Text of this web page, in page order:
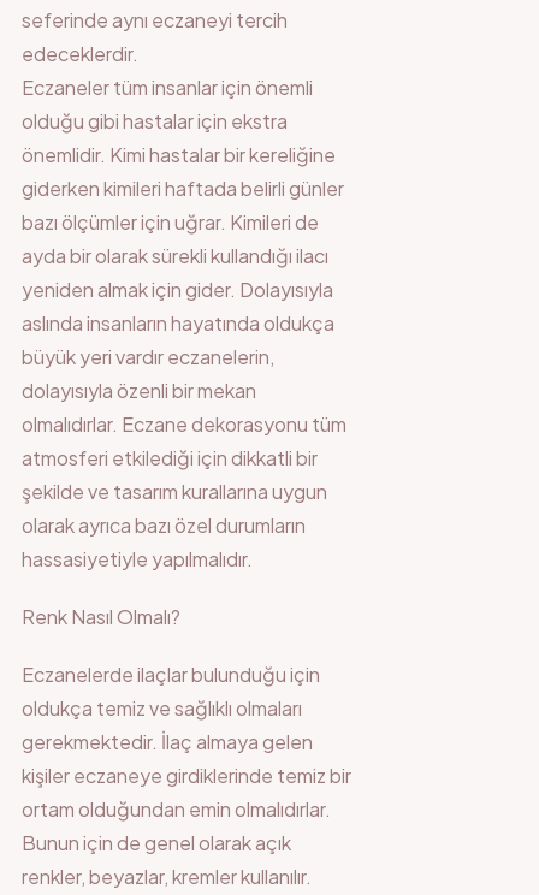
seferinde aynı eczaneyi tercih
edeceklerdir.
Eczaneler tüm insanlar için önemli
olduğu gibi hastalar için ekstra
önemlidir. Kimi hastalar bir kereliğine
giderken kimileri haftada belirli günler
bazı ölçümler için uğrar. Kimileri de
ayda bir olarak sürekli kullandığı ilacı
yeniden almak için gider. Dolayısıyla
aslında insanların hayatında oldukça
büyük yeri vardır eczanelerin,
dolayısıyla özenli bir mekan
olmalıdırlar. Eczane dekorasyonu tüm
atmosferi etkilediği için dikkatli bir
şekilde ve tasarım kurallarına uygun
olarak ayrıca bazı özel durumların
hassasiyetiyle yapılmalıdır.
Renk Nasıl Olmalı?
Eczanelerde ilaçlar bulunduğu için
oldukça temiz ve sağlıklı olmaları
gerekmektedir. İlaç almaya gelen
kişiler eczaneye girdiklerinde temiz bir
ortam olduğundan emin olmalıdırlar.
Bunun için de genel olarak açık
renkler, beyazlar, kremler kullanılır.